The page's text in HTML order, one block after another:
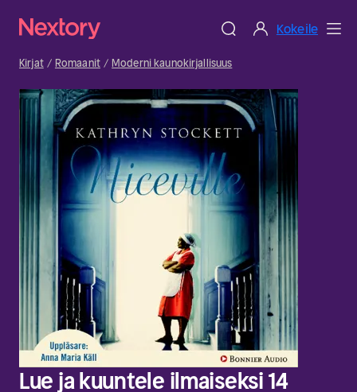
Kokeile
Kirjat Romaanit Moderni kaunokirjallisuus
Lue ja kuuntele ilmaiseksi 14